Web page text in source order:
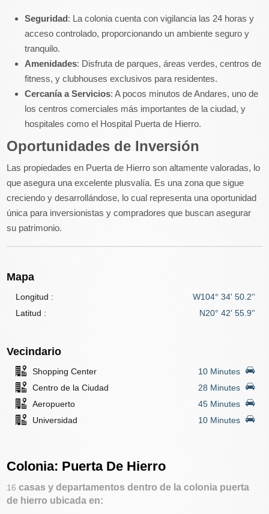
Seguridad: La colonia cuenta con vigilancia las 24 horas y
acceso controlado, proporcionando un ambiente seguro y
tranquilo.
Amenidades: Disfruta de parques, áreas verdes, centros de
fitness, y clubhouses exclusivos para residentes.
Cercanía a Servicios: A pocos minutos de Andares, uno de
los centros comerciales más importantes de la ciudad, y
hospitales como el Hospital Puerta de Hierro.
Oportunidades de Inversión
Las propiedades en Puerta de Hierro son altamente valoradas, lo
que asegura una excelente plusvalía. Es una zona que sigue
creciendo y desarrollándose, lo cual representa una oportunidad
única para inversionistas y compradores que buscan asegurar
su patrimonio.
Mapa
Longitud :
W104° 34' 50.2''
Latitud :
N20° 42' 55.9''
Vecindario
Shopping Center
10 Minutes
Centro de la Ciudad
28 Minutes
Aeropuerto
45 Minutes
Universidad
10 Minutes
Colonia: Puerta De Hierro
16 casas y departamentos dentro de la colonia puerta
de hierro ubicada en: